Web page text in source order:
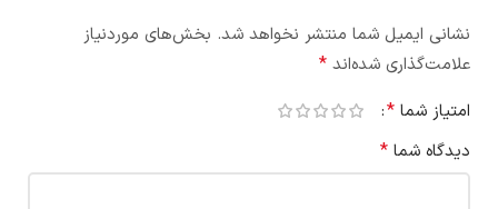
نشانی ایمیل شما منتشر نخواهد شد. بخش‌های موردنیاز
علامت‌گذاری شده‌اند *
امتیاز شما *
دیدگاه شما *